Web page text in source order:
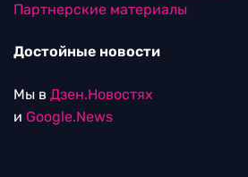
Партнерские материалы
Достойные новости
Мы в Дзен.Новостях
и Google.News